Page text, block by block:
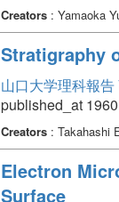
Creators: Yamaoka
Stratigraphy
山口大学理科報告
published_at 1960
Creators: Takahashi
Electron
Surface